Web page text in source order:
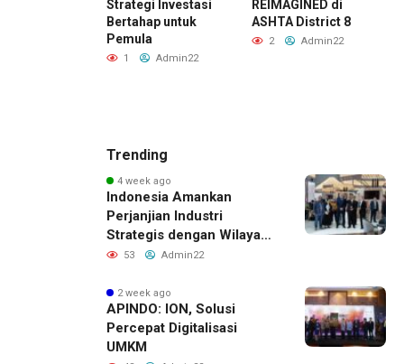
Strategi Investasi
Bertahap untuk
Pemula
1 Admin22
REIMAGINED di
ASHTA District 8
2 Admin22
Trending
4 week ago
Indonesia Amankan
Perjanjian Industri
Strategis dengan Wilayah
Sverdlovsk, Rusia untuk
53 Admin22
2 week ago
APINDO: ION, Solusi
Percepat Digitalisasi
UMKM